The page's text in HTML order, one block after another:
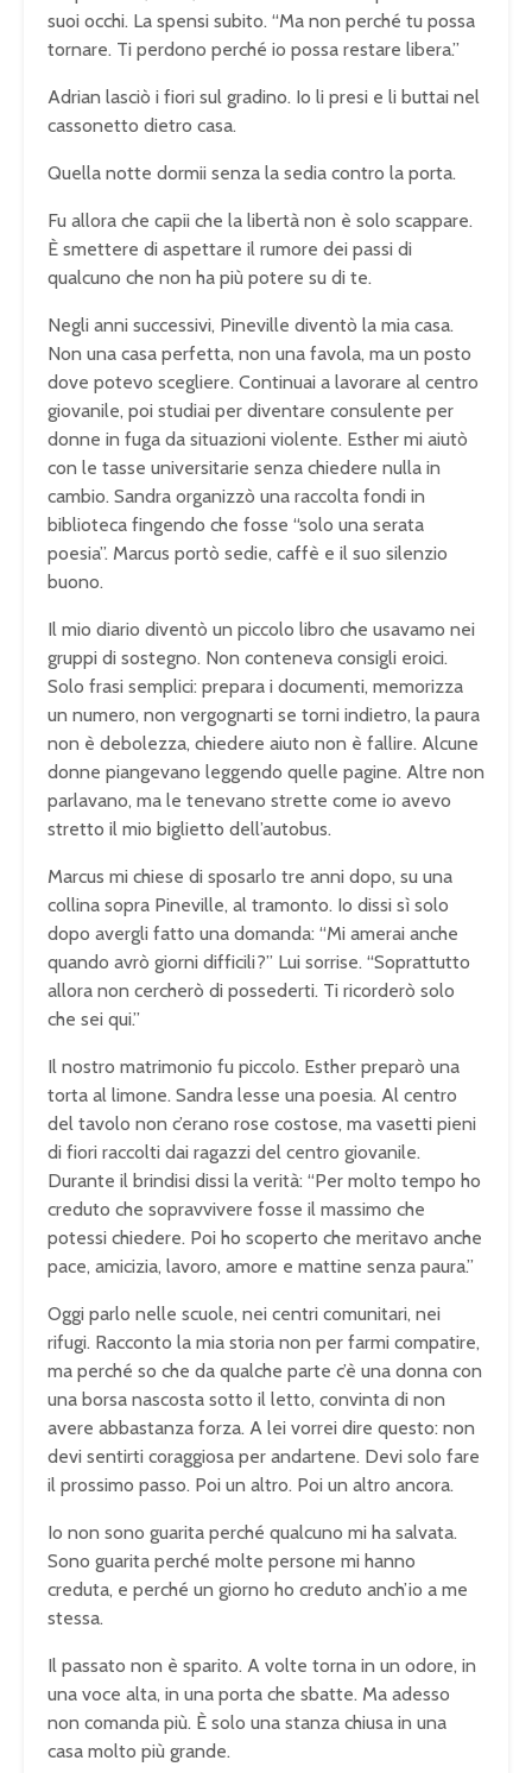
suoi occhi. La spensi subito. “Ma non perché tu possa
tornare. Ti perdono perché io possa restare libera.”
Adrian lasciò i fiori sul gradino. Io li presi e li buttai nel
cassonetto dietro casa.
Quella notte dormii senza la sedia contro la porta.
Fu allora che capii che la libertà non è solo scappare.
È smettere di aspettare il rumore dei passi di
qualcuno che non ha più potere su di te.
Negli anni successivi, Pineville diventò la mia casa.
Non una casa perfetta, non una favola, ma un posto
dove potevo scegliere. Continuai a lavorare al centro
giovanile, poi studiai per diventare consulente per
donne in fuga da situazioni violente. Esther mi aiutò
con le tasse universitarie senza chiedere nulla in
cambio. Sandra organizzò una raccolta fondi in
biblioteca fingendo che fosse “solo una serata
poesia”. Marcus portò sedie, caffè e il suo silenzio
buono.
Il mio diario diventò un piccolo libro che usavamo nei
gruppi di sostegno. Non conteneva consigli eroici.
Solo frasi semplici: prepara i documenti, memorizza
un numero, non vergognarti se torni indietro, la paura
non è debolezza, chiedere aiuto non è fallire. Alcune
donne piangevano leggendo quelle pagine. Altre non
parlavano, ma le tenevano strette come io avevo
stretto il mio biglietto dell’autobus.
Marcus mi chiese di sposarlo tre anni dopo, su una
collina sopra Pineville, al tramonto. Io dissi sì solo
dopo avergli fatto una domanda: “Mi amerai anche
quando avrò giorni difficili?” Lui sorrise. “Soprattutto
allora non cercherò di possederti. Ti ricorderò solo
che sei qui.”
Il nostro matrimonio fu piccolo. Esther preparò una
torta al limone. Sandra lesse una poesia. Al centro
del tavolo non c’erano rose costose, ma vasetti pieni
di fiori raccolti dai ragazzi del centro giovanile.
Durante il brindisi dissi la verità: “Per molto tempo ho
creduto che sopravvivere fosse il massimo che
potessi chiedere. Poi ho scoperto che meritavo anche
pace, amicizia, lavoro, amore e mattine senza paura.”
Oggi parlo nelle scuole, nei centri comunitari, nei
rifugi. Racconto la mia storia non per farmi compatire,
ma perché so che da qualche parte c’è una donna con
una borsa nascosta sotto il letto, convinta di non
avere abbastanza forza. A lei vorrei dire questo: non
devi sentirti coraggiosa per andartene. Devi solo fare
il prossimo passo. Poi un altro. Poi un altro ancora.
Io non sono guarita perché qualcuno mi ha salvata.
Sono guarita perché molte persone mi hanno
creduta, e perché un giorno ho creduto anch’io a me
stessa.
Il passato non è sparito. A volte torna in un odore, in
una voce alta, in una porta che sbatte. Ma adesso
non comanda più. È solo una stanza chiusa in una
casa molto più grande.